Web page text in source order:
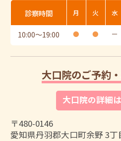
診察時間 月 火 水
10:00〜19:00 ● ● ー
大口院のご予約
大口院の詳細
〒480-0146
愛知県丹羽郡大口町余野 3丁